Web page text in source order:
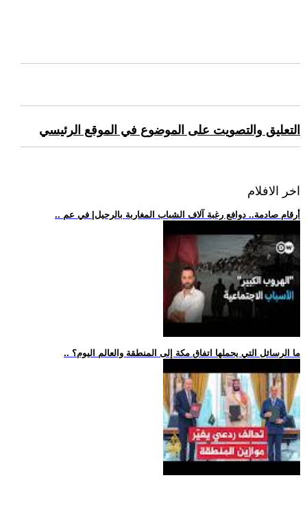
التعليق والتصويت على الموضوع في الموقع الرئيسي
اخر الافلام
.. أرقام صادمة.. دوافع رغبة آلاف الشباب المغاربة بالرحيل| في عم
.. ما الرسائل التي يحملها اتفاق مكة إلى المنطقة والعالم اليوم؟